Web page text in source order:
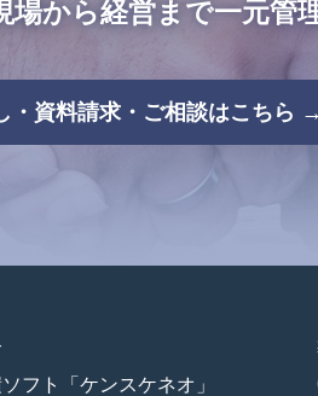
場から経営まで一元管
・資料請求・ご相談はこちら →
フト「ケンスケネオ」